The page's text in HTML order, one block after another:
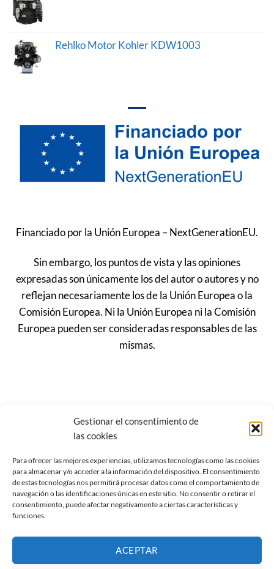
Gestionar el consentimiento de
las cookies
Para ofrecer las mejores experiencias, utilizamos tecnologías como las cookies
para almacenar y/o acceder a la información del dispositivo. El consentimiento
de estas tecnologías nos permitirá procesar datos como el comportamiento de
navegación o las identificaciones únicas en este sitio. No consentir o retirar el
consentimiento, puede afectar negativamente a ciertas características y
funciones.
ACEPTAR
Rehlko Motor Kohler KDW1003
Financiado por la Unión Europea – NextGenerationEU.
Sin embargo, los puntos de vista y las opiniones
expresadas son únicamente los del autor o autores y no
reflejan necesariamente los de la Unión Europea o la
Comisión Europea. Ni la Unión Europea ni la Comisión
Europea pueden ser consideradas responsables de las
mismas.